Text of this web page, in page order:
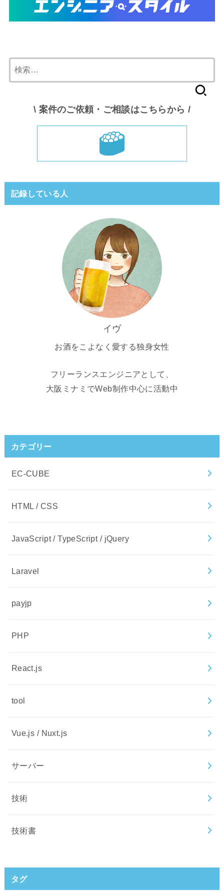
索:
\ 案件のご依頼・ご相談はこちらから /
記録している人
イヴ
お酒をこよなく愛する独身女性
フリーランスエンジニアとして、
大阪ミナミでWeb制作中心に活動中
カテゴリー
EC-CUBE
HTML / CSS
JavaScript / TypeScript / jQuery
Laravel
payjp
PHP
React.js
tool
Vue.js / Nuxt.js
サーバー
技術
技術書
タグ